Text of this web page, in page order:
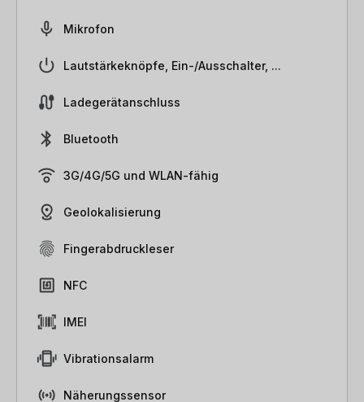
Mikrofon
Lautstärkeknöpfe, Ein-/Ausschalter, ...
Ladegerätanschluss
Bluetooth
3G/4G/5G und WLAN-fähig
Geolokalisierung
Fingerabdruckleser
NFC
IMEI
Vibrationsalarm
Näherungssensor